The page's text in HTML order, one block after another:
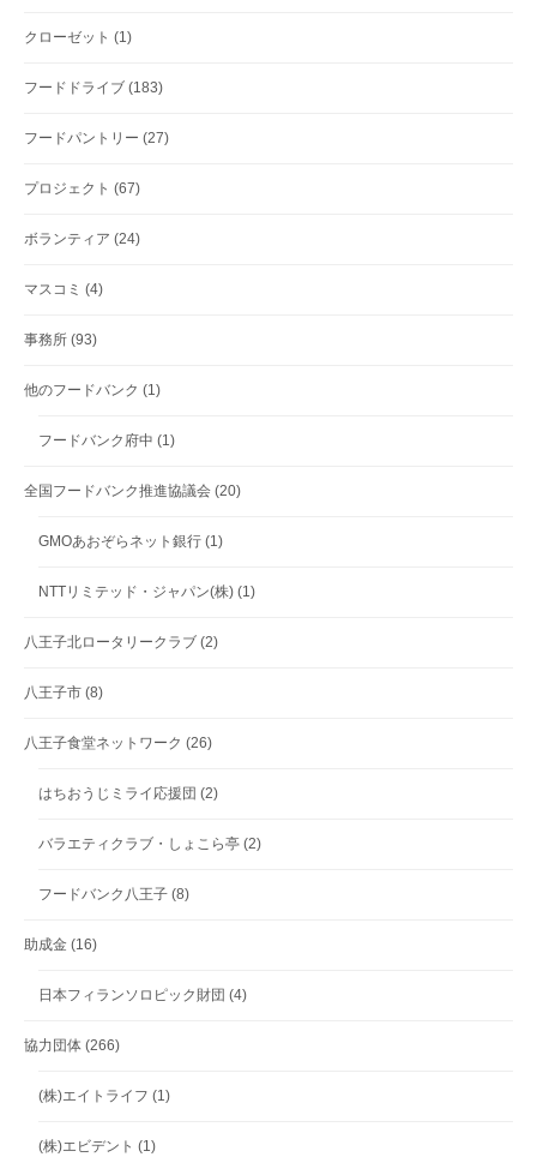
クローゼット (1)
フードドライブ (183)
フードパントリー (27)
プロジェクト (67)
ボランティア (24)
マスコミ (4)
事務所 (93)
他のフードバンク (1)
フードバンク府中 (1)
全国フードバンク推進協議会 (20)
GMOあおぞらネット銀行 (1)
NTTリミテッド・ジャパン(株) (1)
八王子北ロータリークラブ (2)
八王子市 (8)
八王子食堂ネットワーク (26)
はちおうじミライ応援団 (2)
バラエティクラブ・しょこら亭 (2)
フードバンク八王子 (8)
助成金 (16)
日本フィランソロピック財団 (4)
協力団体 (266)
(株)エイトライフ (1)
(株)エビデント (1)